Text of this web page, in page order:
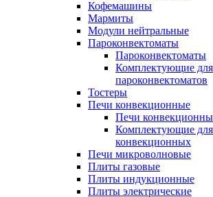
Кофемашины
Мармиты
Модули нейтральные
Пароконвектоматы
Пароконвектоматы
Комплектующие для
пароконвектоматов
Тостеры
Печи конвекционные
Печи
Комплектующие
конвекционных
Печи микроволновые
Плиты газовые
Плиты индукционные
Плиты электрические